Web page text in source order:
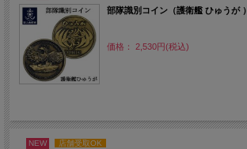
部隊識別コイン（護衛艦 ひゅうが ）
価格： 2,530円(税込)
NEW 店舗受取OK